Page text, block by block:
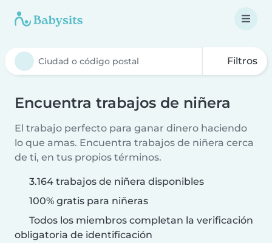
Filtros
Encuentra trabajos de niñera
El trabajo perfecto para ganar dinero haciendo
lo que amas. Encuentra trabajos de niñera cerca
de ti, en tus propios términos.
3.164 trabajos de niñera disponibles
100% gratis para niñeras
Todos los miembros completan la verificación
obligatoria de identificación